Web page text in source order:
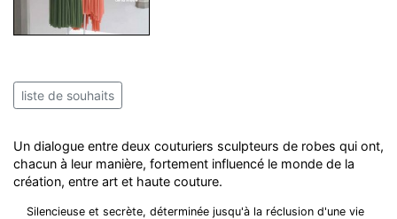
liste de souhaits
Un dialogue entre deux couturiers sculpteurs de robes qui ont,
chacun à leur manière, fortement influencé le monde de la
création, entre art et haute couture.
Silencieuse et secrète, déterminée jusqu'à la réclusion d'une vie